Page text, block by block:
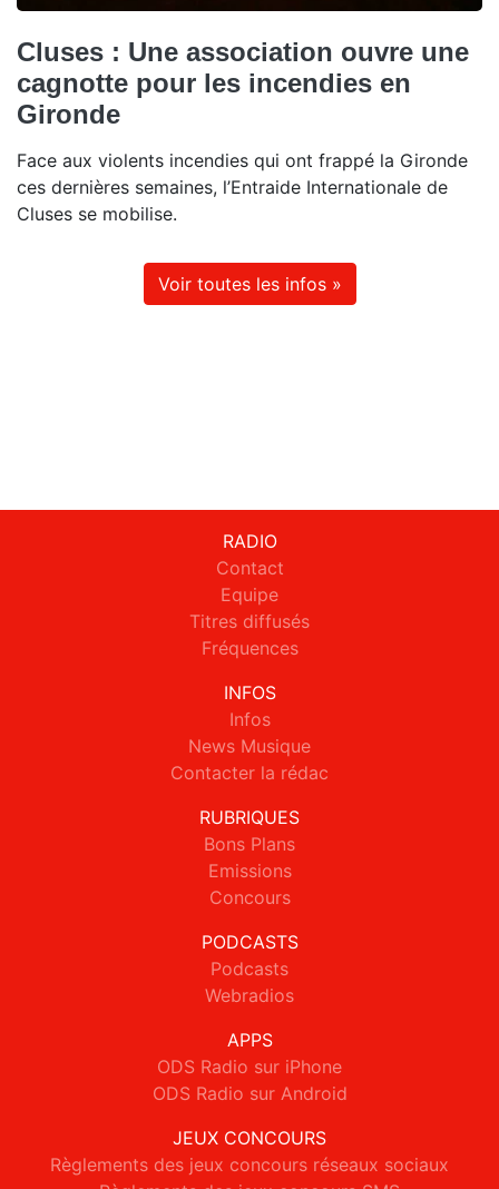
Cluses : Une association ouvre une
cagnotte pour les incendies en
Gironde
Face aux violents incendies qui ont frappé la Gironde
ces dernières semaines, l’Entraide Internationale de
Cluses se mobilise.
Voir toutes les infos »
RADIO
Contact
Equipe
Titres diffusés
Fréquences
INFOS
Infos
News Musique
Contacter la rédac
RUBRIQUES
Bons Plans
Emissions
Concours
PODCASTS
Podcasts
Webradios
APPS
ODS Radio sur iPhone
ODS Radio sur Android
JEUX CONCOURS
Règlements des jeux concours réseaux sociaux